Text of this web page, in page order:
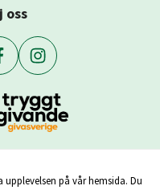
oss
på vår hemsida. Du